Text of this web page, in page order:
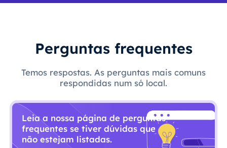
Perguntas frequentes
Temos respostas. As perguntas mais comuns
respondidas num só local.
Leia a nossa página de perguntas
frequentes se tiver dúvidas que
não estejam listadas.